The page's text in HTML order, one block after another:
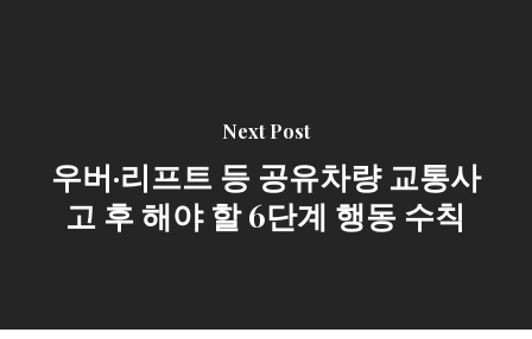
Next Post
우버·리프트 등 공유차량 교통사
고 후 해야 할 6단계 행동 수칙